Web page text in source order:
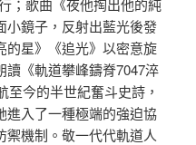
；歌曲《夜他掏出他的純
小鏡子，反射出藍光後發
的星》《追光》以密意旋
《軌道攀峰鑄脊7047淬
至今的半世紀奮斗史詩，
進入了一種極端的強迫協
機制。敬一代代軌道人